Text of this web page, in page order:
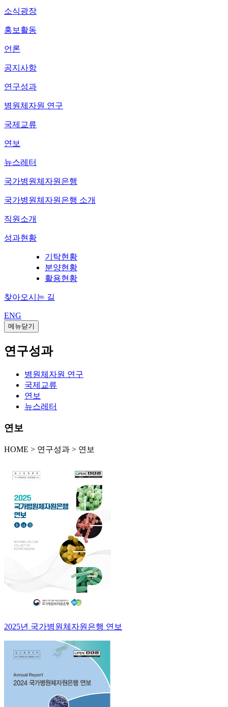
소식광장
홍보활동
언론
공지사항
연구성과
병원체자원 연구
국제교류
연보
뉴스레터
국가병원체자원은행
국가병원체자원은행 소개
직원소개
성과현황
기탁현황
분양현황
활용현황
찾아오시는 길
ENG
메뉴닫기
연구성과
병원체자원 연구
국제교류
연보
뉴스레터
연보
HOME > 연구성과 > 연보
2025년 국가병원체자원은행 연보